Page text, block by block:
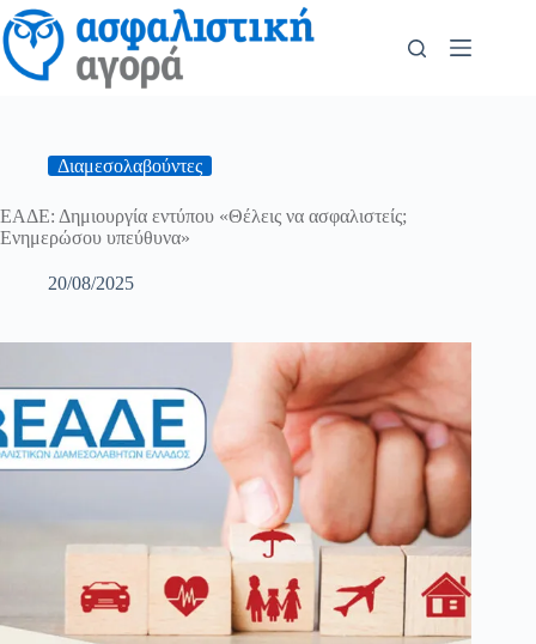
Διαμεσολαβούντες
ΕΑΔΕ: Δημιουργία εντύπου «Θέλεις να ασφαλιστείς;
Ενημερώσου υπεύθυνα»
20/08/2025